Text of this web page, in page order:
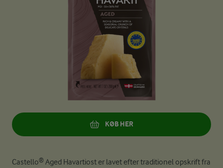
KØB HER
Castello® Aged Havartiost er lavet efter traditionel opskrift fra